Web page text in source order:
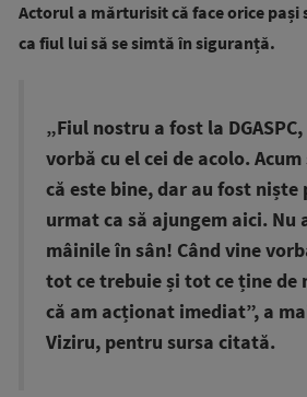
Actorul a mărturisit că face orice pași
ca fiul lui să se simtă în siguranță.
„Fiul nostru a fost la
vorbă cu el cei de acolo.
că este bine, dar au fost niște
urmat ca să ajungem aici. Nu
mâinile în sân! Când vine
tot ce trebuie și tot ce ține de
că am acționat imediat”, a
Viziru, pentru sursa citată.